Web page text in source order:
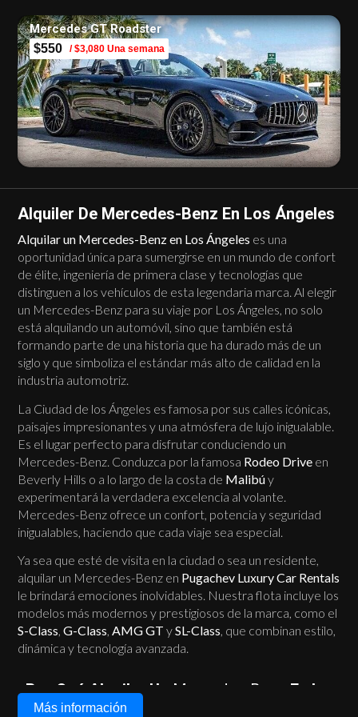
Mercedes GT Roadster
$550 / $3,080 Una semana
Alquiler De Mercedes-Benz En Los Ángeles
Alquilar un Mercedes-Benz en Los Ángeles es una
oportunidad única para sumergirse en un mundo de confort
de élite, ingeniería de primera clase y tecnologías que
distinguen a los vehículos de esta legendaria marca. Al elegir
un Mercedes-Benz para su viaje por Los Ángeles, no solo
está alquilando un automóvil, sino que también está
formando parte de una historia que ha durado más de un
siglo y que simboliza el estándar más alto de calidad en la
industria automotriz.
La Ciudad de los Ángeles es famosa por sus calles icónicas,
paisajes impresionantes y una atmósfera de lujo inigualable.
Es el lugar perfecto para disfrutar conduciendo un
Mercedes-Benz. Conduzca por la famosa Rodeo Drive en
Beverly Hills o a lo largo de la costa de Malibúy
experimentará la verdadera excelencia al volante.
Mercedes-Benz ofrece un confort, potencia y seguridad
inigualables, haciendo que cada viaje sea especial.
Ya sea que esté de visita en la ciudad o sea un residente,
alquilar un Mercedes-Benz en Pugachev Luxury Car Rentals
le brindará emociones inolvidables. Nuestra flota incluye los
modelos más modernos y prestigiosos de la marca, como el
S-Class,G-Class,AMG GT ySL-Class, que combinan estilo,
dinámica y tecnología avanzada.
¿Por Qué Alquilar Un Mercedes-Benz
En Los
Ángeles?
Más información